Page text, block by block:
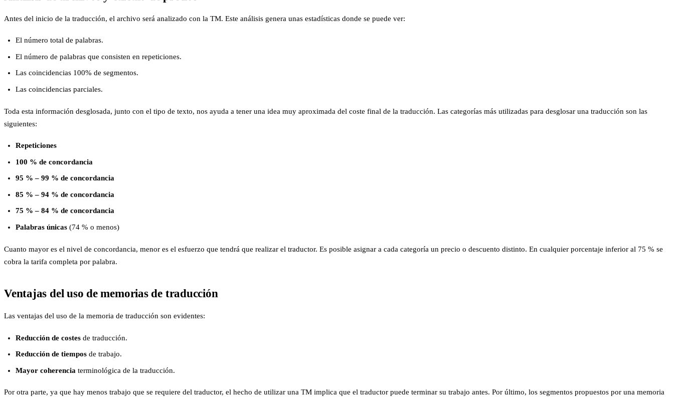
Antes del inicio de la traducción, el archivo será analizado con la TM. Este análisis genera unas estadísticas donde se puede ver:
El número total de palabras.
El número de palabras que consisten en repeticiones.
Las coincidencias 100% de segmentos.
Las coincidencias parciales.
Toda esta información desglosada, junto con el tipo de texto, nos ayuda a tener una idea muy aproximada del coste final de la traducción. Las categorías más utilizadas para desglosar una traducción son las
siguientes:
Repeticiones
100 % de concordancia
95 % – 99 % de concordancia
85 % – 94 % de concordancia
75 % – 84 % de concordancia
Palabras únicas(74 % o menos)
Cuanto mayor es el nivel de concordancia, menor es el esfuerzo que tendrá que realizar el traductor. Es posible asignar a cada categoría un precio o descuento distinto. En cualquier porcentaje inferior al 75 % se
cobra la tarifa completa por palabra.
Ventajas del uso de memorias de traducción
Las ventajas del uso de la memoria de traducción son evidentes:
Reducción de costesde traducción.
Reducción de tiemposde trabajo.
Mayor coherencia terminológica de la traducción.
Por otra parte, ya que hay menos trabajo que se requiere del traductor, el hecho de utilizar una TM implica que el traductor puede terminar su trabajo antes. Por último, los segmentos propuestos por una memoria